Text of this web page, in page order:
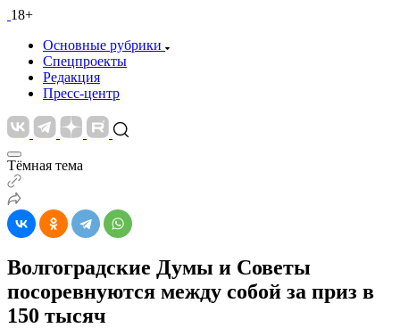
18+
Основные рубрики
Спецпроекты
Редакция
Пресс-центр
Тёмная тема
Волгоградские Думы и Советы
посоревнуются между собой за приз в
150 тысяч